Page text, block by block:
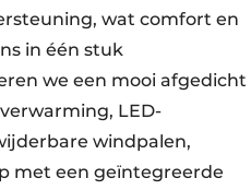
wat comfort en
in één stuk
we een mooi afgedicht
LED-
windpalen,
met een geïntegreerde